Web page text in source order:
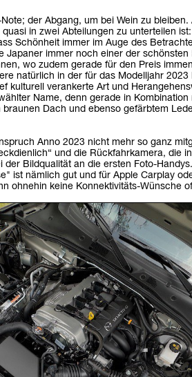
der Abgang, um bei Wein zu bleiben.
in zwei Abteilungen zu unterteilen
Schönheit immer im Auge des
Japaner immer noch einer der schönsten
wo zudem gerade für den Preis
natürlich in der für das Modelljahr 2023
kulturell verankerte Art und
Name, denn gerade in Kombination
Dach und ebenso gefärbtem
Anno 2023 nicht mehr so ganz
und die Rückfahrkamera, die
Bildqualität an die ersten Foto-
ist nämlich gut und für Apple Carplay
ohnehin keine Konnektivitäts-Wünsche